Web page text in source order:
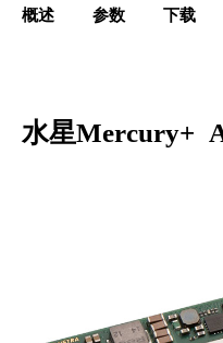
概述 参数 下载
水星Mercury+